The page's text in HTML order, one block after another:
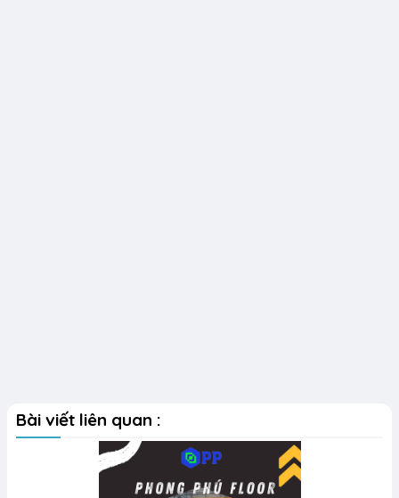
Bài viết liên quan :